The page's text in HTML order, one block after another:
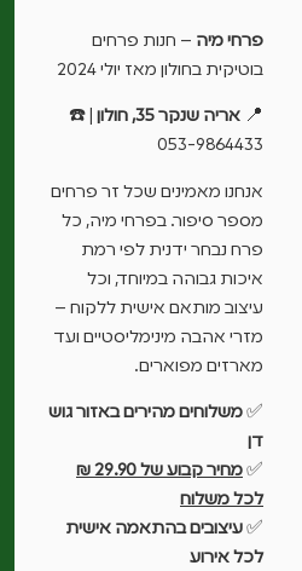
פרחי מיה – חנות פרחים
בוטיקית בחולון מאז יולי 2024
📍 אריה שנקר 35, חולון
| ☎️
053-9864433
אנחנו מאמינים שכל זר פרחים
מספר סיפור. בפרחי מיה, כל
פרח נבחר ידנית לפי רמת
איכות גבוהה במיוחד, וכל
עיצוב מותאם אישית ללקוח –
מזרי אהבה מינימליסטיים ועד
מארזים מפוארים.
✅משלוחים מהירים באזור גוש
דן
✅
מחיר קבוע של 29.90 ₪
לכל משלוח
✅עיצובים בהתאמה אישית
לכל אירוע